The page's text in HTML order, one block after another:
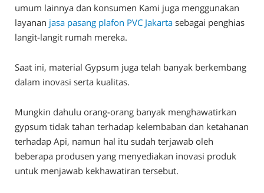
umum lainnya dan konsumen Kami juga menggunakan
layanan jasa pasang plafon PVC Jakarta sebagai penghias
langit-langit rumah mereka.
Saat ini, material Gypsum juga telah banyak berkembang
dalam inovasi serta kualitas.
Mungkin dahulu orang-orang banyak menghawatirkan
gypsum tidak tahan terhadap kelembaban dan ketahanan
terhadap Api, namun hal itu sudah terjawab oleh
beberapa produsen yang menyediakan inovasi produk
untuk menjawab kekhawatiran tersebut.